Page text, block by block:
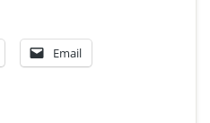
Email